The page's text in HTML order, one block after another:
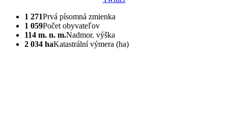
1 271Prvá písomná zmienka
1 059Počet obyvateľov
114 m. n. m.Nadmor. výška
2 034 haKatastrální výmera (ha)